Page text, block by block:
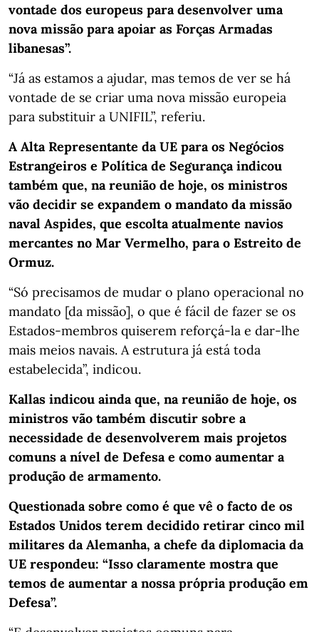
vontade dos europeus para desenvolver uma
nova missão para apoiar as Forças Armadas
libanesas”.
“Já as estamos a ajudar, mas temos de ver se há
vontade de se criar uma nova missão europeia
para substituir a UNIFIL”, referiu.
A Alta Representante da UE para os Negócios
Estrangeiros e Política de Segurança indicou
também que, na reunião de hoje, os ministros
vão decidir se expandem o mandato da missão
naval Aspides, que escolta atualmente navios
mercantes no Mar Vermelho, para o Estreito de
Ormuz.
“Só precisamos de mudar o plano operacional no
mandato [da missão], o que é fácil de fazer se os
Estados-membros quiserem reforçá-la e dar-lhe
mais meios navais. A estrutura já está toda
estabelecida”, indicou.
Kallas indicou ainda que, na reunião de hoje, os
ministros vão também discutir sobre a
necessidade de desenvolverem mais projetos
comuns a nível de Defesa e como aumentar a
produção de armamento.
Questionada sobre como é que vê o facto de os
Estados Unidos terem decidido retirar cinco mil
militares da Alemanha, a chefe da diplomacia da
UE respondeu: “Isso claramente mostra que
temos de aumentar a nossa própria produção em
Defesa”.